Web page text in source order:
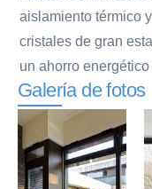
aislamiento térmico
cristales de gran
un ahorro
Galería de fotos